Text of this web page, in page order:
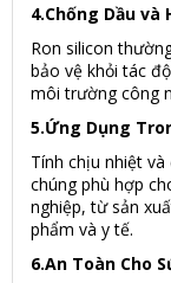
4.Chống Dầu và
Ron silicon
bảo vệ khỏi tác
môi trường công
5.Ứng Dụng
Tính chịu nhiệt
chúng phù hợp
nghiệp, từ sản
phẩm và y tế.
6.An Toàn Cho